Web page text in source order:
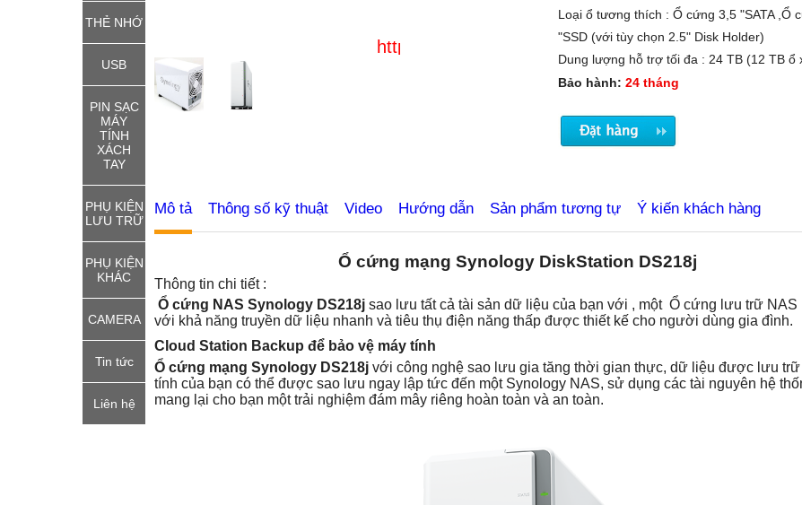
THẺ NHỚ
USB
PIN SẠC
MÁY
TÍNH
XÁCH
TAY
PHỤ KIỆN
LƯU TRỮ
PHỤ KIỆN
KHÁC
CAMERA
Tin tức
Liên hệ
http://thietbiluutru.com.vn
Loại ổ tương thích : Ổ cứng 3,5 "SATA ,Ổ
"SSD (với tùy chọn 2.5" Disk Holder)
Dung lượng hỗ trợ tối đa : 24 TB (12 TB
Bảo hành: 24 tháng
Mô tả Thông số kỹ thuật Video Hướng dẫn Sản phẩm tương tự Ý kiến khách hàng
Ổ cứng mạng Synology DiskStation DS218j
Thông tin chi tiết :
Ổ cứng NAS Synology DS218j sao lưu tất cả tài sản dữ liệu của bạn với , một Ổ cứng lưu trữ
với khả năng truyền dữ liệu nhanh và tiêu thụ điện năng thấp được thiết kế cho người dùng gia đình.
Cloud Station Backup để bảo vệ máy tính
Ổ cứng mạng Synology DS218j với công nghệ sao lưu gia tăng thời gian thực, dữ liệu được lưu trữ
tính của bạn có thể được sao lưu ngay lập tức đến một Synology NAS, sử dụng các tài nguyên hệ
mang lại cho bạn một trải nghiệm đám mây riêng hoàn toàn và an toàn.